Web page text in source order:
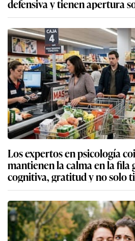
defensiva y tienen apertura
Los expertos en psicología
mantienen la calma en la fila
cognitiva, gratitud y no solo